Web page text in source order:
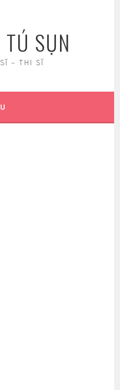
SỤN
– THI SĨ